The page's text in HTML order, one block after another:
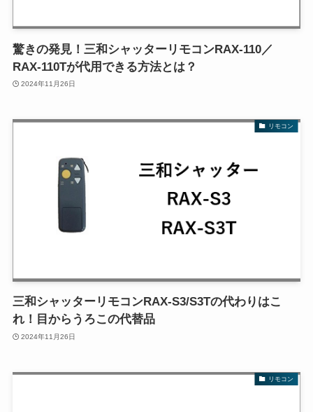
驚きの発見！三和シャッターリモコンRAX-110／
RAX-110Tが代用できる方法とは？
2024年11月26日
リモコン
三和シャッターリモコンRAX-S3/S3Tの代わりはこ
れ！目からうろこの代替品
2024年11月26日
リモコン